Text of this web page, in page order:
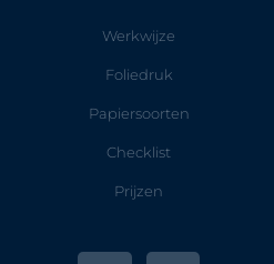
Werkwijze
Foliedruk
Papiersoorten
Checklist
Prijzen